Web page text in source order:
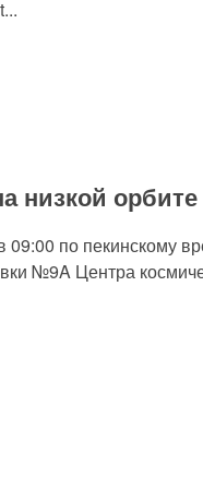
низкой орбите
09:00 по пекинскому
№9A Центра